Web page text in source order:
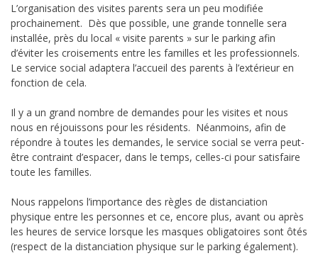
L’organisation des visites parents sera un peu modifiée
prochainement. Dès que possible, une grande tonnelle sera
installée, près du local « visite parents » sur le parking afin
d’éviter les croisements entre les familles et les professionnels.
Le service social adaptera l’accueil des parents à l’extérieur en
fonction de cela.
Il y a un grand nombre de demandes pour les visites et nous
nous en réjouissons pour les résidents. Néanmoins, afin de
répondre à toutes les demandes, le service social se verra peut-
être contraint d’espacer, dans le temps, celles-ci pour satisfaire
toute les familles.
Nous rappelons l’importance des règles de distanciation
physique entre les personnes et ce, encore plus, avant ou après
les heures de service lorsque les masques obligatoires sont ôtés
(respect de la distanciation physique sur le parking également).